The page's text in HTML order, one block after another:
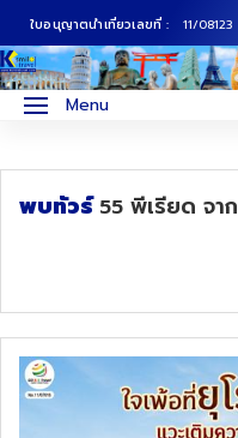
ใบอนุญาตนำเที่ยวเลขที่ : 11/08123
Menu
พบทัวร์ 55 พีเรียด จาก
ทัวร์ญี่ปุ่น
ทัวร์ยุโรป
ทัวร์จีน
ทัวร์ฮ่องกง
ภาคเหนือ
ภาคอีสาน
ภาคตะวันออก